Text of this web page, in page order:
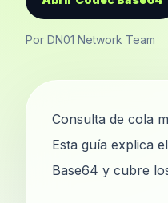
Por DN01 Network Team
Consulta de cola
Esta guía explica
Base64 y cubre